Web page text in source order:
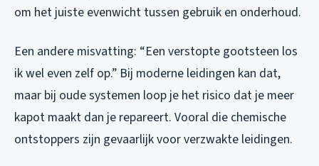
om het juiste evenwicht tussen gebruik en onderhoud.
Een andere misvatting: “Een verstopte gootsteen los
ik wel even zelf op.” Bij moderne leidingen kan dat,
maar bij oude systemen loop je het risico dat je meer
kapot maakt dan je repareert. Vooral die chemische
ontstoppers zijn gevaarlijk voor verzwakte leidingen.